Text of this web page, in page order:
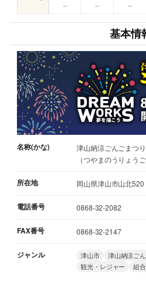
–
– –
基本情
名称(かな)
津山納涼ごんごまつ
（つやまのうりょう
所在地 岡山県津山市山北520
電話番号 0868-32-2082
FAX番号 0868-32-2147
ジャンル 津山市 津山納涼ご
観光・レジャー
組